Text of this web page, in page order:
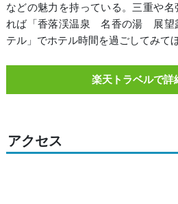
などの魅力を持っている。三重や
れば「香落渓温泉 名香の湯 展望
テル」でホテル時間を過ごしてみて
楽天トラベルで詳
アクセス